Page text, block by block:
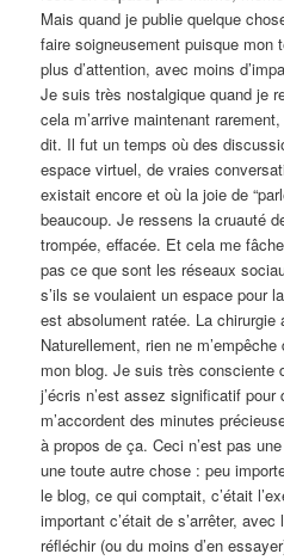
Mais quand je publie quelque
faire soigneusement puisque mon
plus d’attention, avec moins
Je suis très nostalgique quand je
cela m’arrive maintenant
dit. Il fut un temps où des
espace virtuel, de vraies
existait encore et où la joie de
beaucoup. Je ressens la cruauté
trompée, effacée. Et cela me
pas ce que sont les réseaux
s’ils se voulaient un espace pour
est absolument ratée. La
Naturellement, rien ne
mon blog. Je suis très consciente
j’écris n’est assez significatif
m’accordent des minutes
à propos de ça. Ceci n’est pas
une toute autre chose : peu
le blog, ce qui comptait, c’était
important c’était de s’arrêter,
réfléchir (ou du moins d’en